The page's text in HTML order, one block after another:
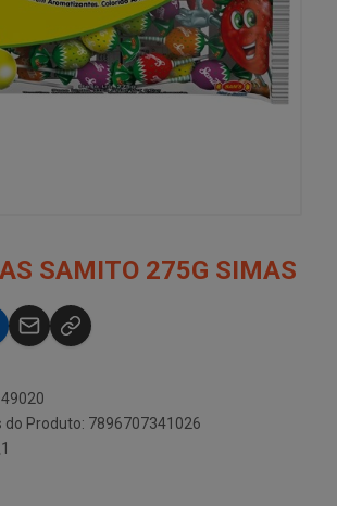
SAMITO 275G SIMAS
do Produto: 7896707341026